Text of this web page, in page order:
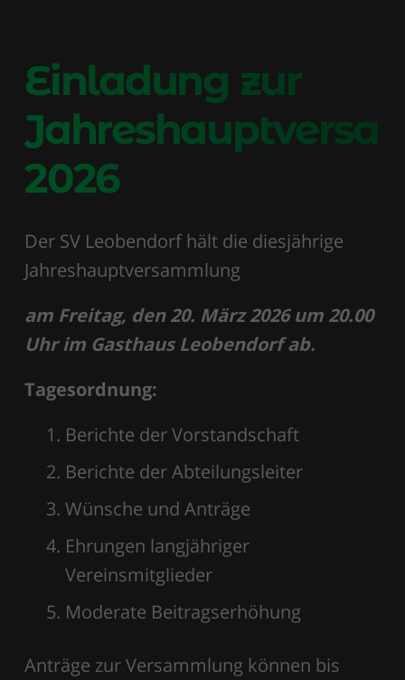
Einladung zur
2026
Der SV Leobendorf hält die diesjährige
Jahreshauptversammlung
am Freitag, den 20. März 2026 um 20.00
Uhr im Gasthaus Leobendorf ab.
Tagesordnung:
Berichte der Vorstandschaft
Berichte der Abteilungsleiter
Wünsche und Anträge
Ehrungen langjähriger
Vereinsmitglieder
Moderate Beitragserhöhung
Anträge zur Versammlung können bis